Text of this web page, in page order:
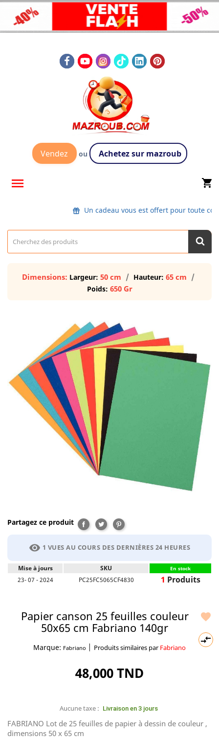
Vendez ou Achetez sur mazroub
 shopping_cart
Un cadeau vous est offert pour toute
Dimensions: Largeur: 50 cm Hauteur: 65 cm
Poids: 650 Gr
Partagez ce produit Partager
TweetPinterest
visibility 1 VUES AU COURS DES DERNIÈRES 24 HEURES
Mise à jours SKU En stock
23- 07 - 2024 PC25FC5065CF4830 1 Produits


Papier canson 25 feuilles couleur
50x65 cm Fabriano 140gr
Marque: Fabriano | Produits similaires parFabriano
48,000 TND
Aucune taxe : Livraison en 3 jours
FABRIANO Lot de 25 feuilles de papier à dessin de couleur ,
dimensions 50 x 65 cm